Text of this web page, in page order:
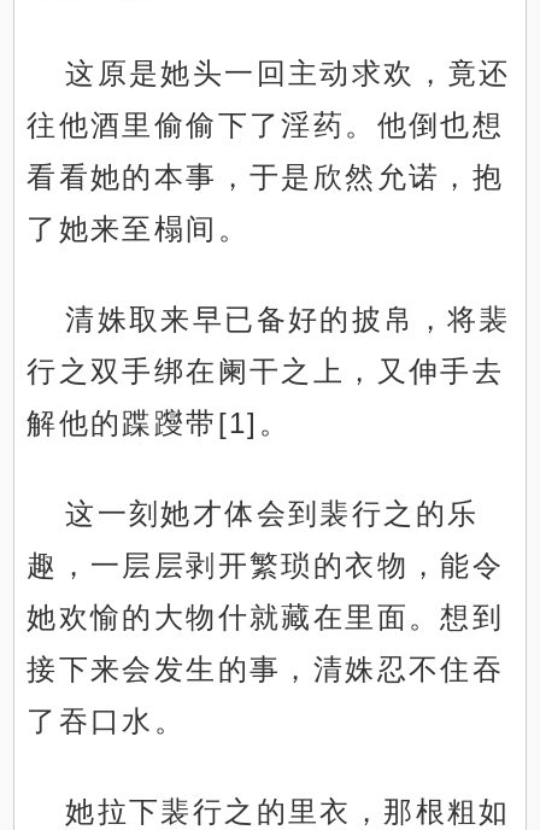
这原是她头一回主动求欢，竟还
往他酒里偷偷下了淫药。他倒也想
看看她的本事，于是欣然允诺，抱
了她来至榻间。
清姝取来早已备好的披帛，将裴
行之双手绑在阑干之上，又伸手去
解他的蹀躞带[1]。
这一刻她才体会到裴行之的乐
趣，一层层剥开繁琐的衣物，能令
她欢愉的大物什就藏在里面。想到
接下来会发生的事，清姝忍不住吞
了吞口水。
她拉下裴行之的里衣，那根粗如